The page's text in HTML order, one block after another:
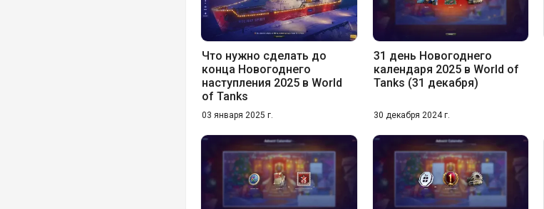
Что нужно сделать до
конца Новогоднего
наступления 2025 в World
of Tanks
03 января 2025 г.
31 день Новогоднего
календаря 2025 в World of
Tanks (31 декабря)
30 декабря 2024 г.